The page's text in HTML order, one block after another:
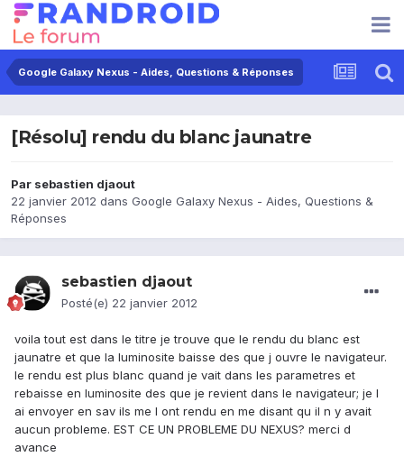
Google Galaxy Nexus - Aides, Questions & Réponses
[Résolu] rendu du blanc jaunatre
Par sebastien djaout
22 janvier 2012 dans Google Galaxy Nexus - Aides, Questions &
Réponses
sebastien djaout
Posté(e) 22 janvier 2012
voila tout est dans le titre je trouve que le rendu du blanc est
jaunatre et que la luminosite baisse des que j ouvre le navigateur.
le rendu est plus blanc quand je vait dans les parametres et
rebaisse en luminosite des que je revient dans le navigateur; je l
ai envoyer en sav ils me l ont rendu en me disant qu il n y avait
aucun probleme. EST CE UN PROBLEME DU NEXUS? merci d
avance